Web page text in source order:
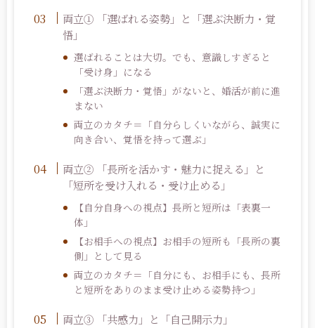
両立①
「選ばれる姿勢」と「選ぶ決断力・覚
悟」
選ばれることは大切。でも、意識しすぎると
「受け身」になる
「選ぶ決断力・覚悟」がないと、婚活が前に進
まない
両立のカタチ＝「自分らしくいながら、誠実に
向き合い、覚悟を持って選ぶ」
両立②
「長所を活かす・魅力に捉える」と
「短所を受け入れる・受け止める」
【自分自身への視点】長所と短所は「表裏一
体」
【お相手への視点】お相手の短所も「長所の裏
側」として見る
両立のカタチ＝「自分にも、お相手にも、長所
と短所をありのまま受け止める姿勢持つ」
両立③ 「共感力」と「自己開示力」